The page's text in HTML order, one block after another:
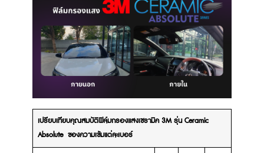
เปรียบเทียบคุณสมบัติฟิล์มกรองแสงเซรามิค 3M รุ่น Ceramic
Absolute ของความเข้มแต่ละเบอร์